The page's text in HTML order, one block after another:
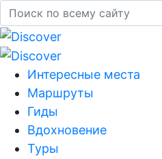
Интересные места
Маршруты
Гиды
Вдохновение
Туры